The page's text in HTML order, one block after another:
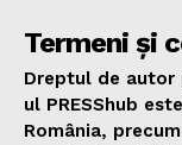
Termeni și
Dreptul de
ul PRESShub
România,